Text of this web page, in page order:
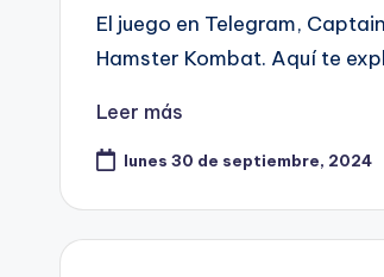
El juego en Telegram,
Hamster Kombat. Aquí te
Leer más
lunes 30 de septiembre, 2024